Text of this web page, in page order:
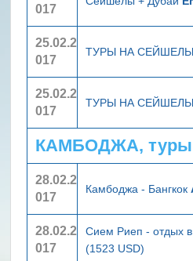
017
25.02.2
017
ТУРЫ НА
25.02.2
017
ТУРЫ НА
КАМБОДЖА, туры
28.02.2
017
Камбоджа - Бангкок
28.02.2
017
Сием Риеп - отдых
(1523 USD)